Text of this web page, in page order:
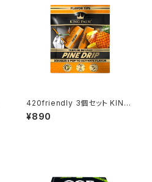
420friendly 3個セット KING
PARM Flavored Tips - キン
グパーム [フィルターチップ / パ
¥890